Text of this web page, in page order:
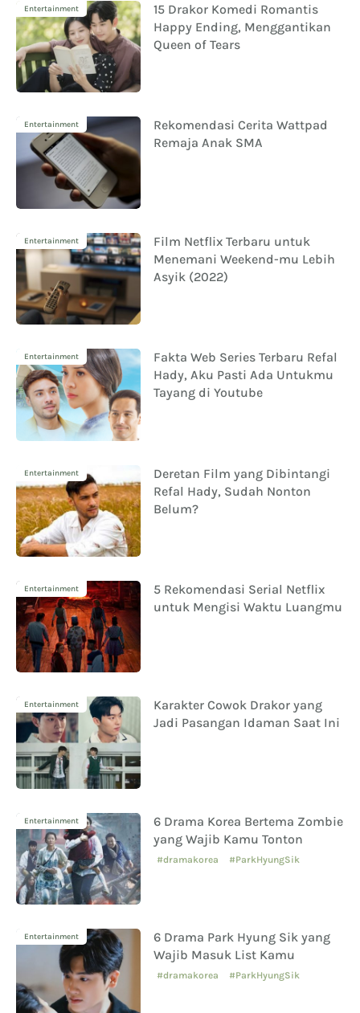
Entertainment
15 Drakor Komedi Romantis
Happy Ending, Menggantikan
Queen of Tears
Entertainment
Rekomendasi Cerita Wattpad
Remaja Anak SMA
Entertainment
Film Netflix Terbaru untuk
Menemani Weekend-mu Lebih
Asyik (2022)
Entertainment
Fakta Web Series Terbaru Refal
Hady, Aku Pasti Ada Untukmu
Tayang di Youtube
Entertainment
Deretan Film yang Dibintangi
Refal Hady, Sudah Nonton
Belum?
Entertainment
5 Rekomendasi Serial Netflix
untuk Mengisi Waktu Luangmu
Entertainment
Karakter Cowok Drakor yang
Jadi Pasangan Idaman Saat Ini
Entertainment
6 Drama Korea Bertema Zombie
yang Wajib Kamu Tonton
#dramakorea #ParkHyungSik
Entertainment
6 Drama Park Hyung Sik yang
Wajib Masuk List Kamu
#dramakorea #ParkHyungSik